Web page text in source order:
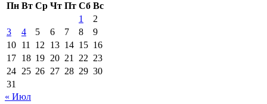
Пн Вт Ср Чт Пт Сб Вс
1
2
3
4 5 6 7 8
9
10 11 12 13 14 15 16
17 18 19 20 21 22 23
24 25 26 27 28 29 30
31
« Июл